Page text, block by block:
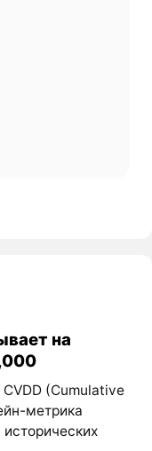
на
(Cumulative
метрика